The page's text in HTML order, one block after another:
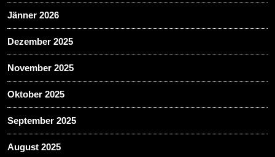
Jänner 2026
Dezember 2025
November 2025
Oktober 2025
September 2025
August 2025